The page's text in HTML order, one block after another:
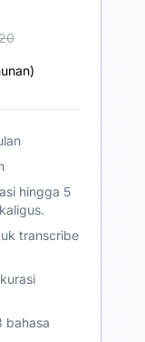
)
hingga 5
transcribe
bahasa